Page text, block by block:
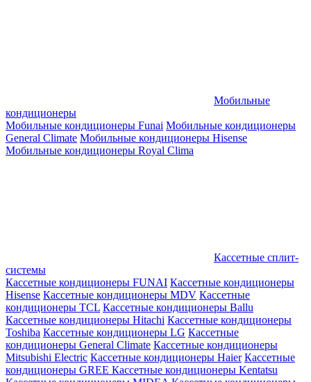
Мобильные
кондиционеры
Мобильные кондиционеры Funai Мобильные кондиционеры
General Climate Мобильные кондиционеры Hisense
Мобильные кондиционеры Royal Clima
Кассетные сплит-
системы
Кассетные кондиционеры FUNAI Кассетные кондиционеры
Hisense Кассетные кондиционеры MDV Кассетные
кондиционеры TCL Кассетные кондиционеры Ballu
Кассетные кондиционеры Hitachi Кассетные кондиционеры
Toshiba Кассетные кондиционеры LG Кассетные
кондиционеры General Climate Кассетные кондиционеры
Mitsubishi Electric Кассетные кондиционеры Haier Кассетные
кондиционеры GREE Кассетные кондиционеры Kentatsu